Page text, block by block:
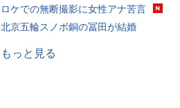
ロケでの無断撮影に女性アナ苦言
北京五輪スノボ銅の冨田が結婚
もっと見る